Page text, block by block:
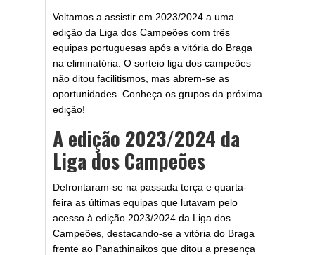
Voltamos a assistir em 2023/2024 a uma
edição da Liga dos Campeões com três
equipas portuguesas após a vitória do Braga
na eliminatória. O sorteio liga dos campeões
não ditou facilitismos, mas abrem-se as
oportunidades. Conheça os grupos da próxima
edição!
A edição 2023/2024 da
Liga dos Campeões
Defrontaram-se na passada terça e quarta-
feira as últimas equipas que lutavam pelo
acesso à edição 2023/2024 da Liga dos
Campeões, destacando-se a vitória do Braga
frente ao Panathinaikos que ditou a presença